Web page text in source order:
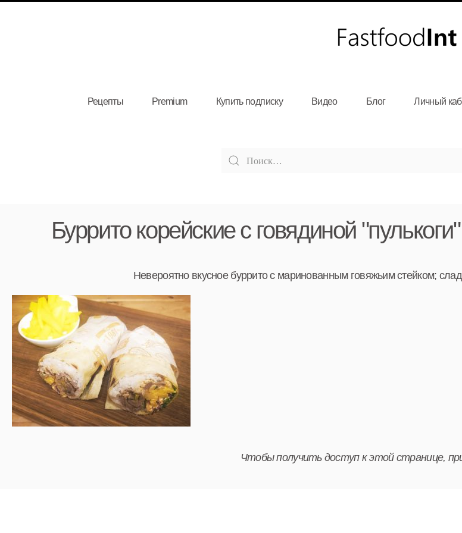
Рецепты Premium Купить подписку Видео Блог Личный
Буррито корейские с говядиной
Невероятно вкусное буррито с маринованным говяжьим стейком;
Чтобы получить доступ к этой странице,